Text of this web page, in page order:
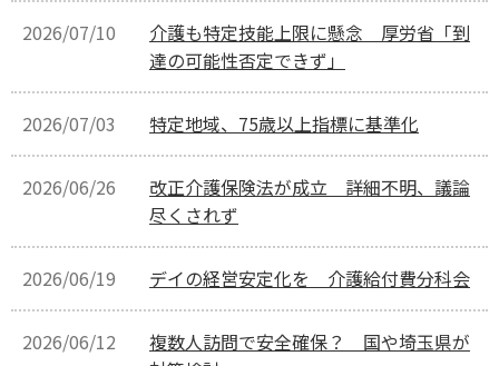
2026/07/10
介護も特定技能上限に懸念 厚労省「到
達の可能性否定できず」
2026/07/03 特定地域、75歳以上指標に基準化
2026/06/26
改正介護保険法が成立 詳細不明、議論
尽くされず
2026/06/19 デイの経営安定化を 介護給付費分科会
2026/06/12
複数人訪問で安全確保？ 国や埼玉県が